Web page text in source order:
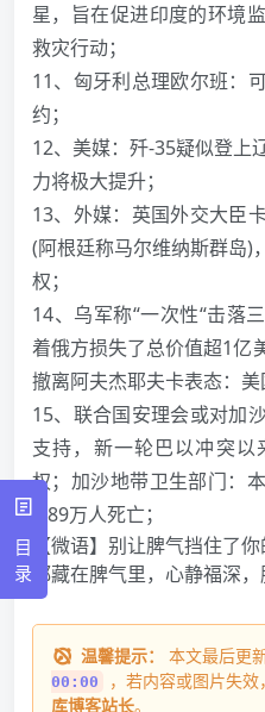
星，旨在促进印度的环境
救灾行动；
11、匈牙利总理欧尔班：
约；
12、美媒：歼-35疑似登上
力将极大提升；
13、外媒：英国外交大臣
(阿根廷称马尔维纳斯群岛)
权；
14、乌军称“一次性“击落
着俄方损失了总价值超1亿
撤离阿夫杰耶夫卡表态：美
15、联合国安理会或对加
支持，新一轮巴以冲突
权；加沙地带卫生部门：
2.89万人死亡；
【微语】别让脾气挡住了
都藏在脾气里，心静福深
温馨提示： 本文最后更
00:00
，若内容或图片失效
库博客站长。
目
录